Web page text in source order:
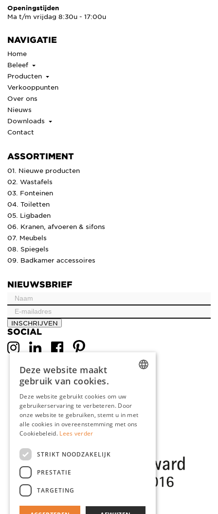
Openingstijden
Ma t/m vrijdag 8:30u - 17:00u
NAVIGATIE
Home
Beleef
Producten
Verkooppunten
Over ons
Nieuws
Downloads
Contact
ASSORTIMENT
01. Nieuwe producten
02. Wastafels
03. Fonteinen
04. Toiletten
05. Ligbaden
06. Kranen, afvoeren & sifons
07. Meubels
08. Spiegels
09. Badkamer accessoires
NIEUWSBRIEF
INSCHRIJVEN
SOCIAL
ENGLISH
FRENCH
Deze website maakt
gebruik van cookies.
Deze website gebruikt cookies om uw
gebruikerservaring te verbeteren. Door
onze website te gebruiken, stemt u in met
alle cookies in overeenstemming met ons
Cookiebeleid. Lees verder
STRIKT NOODZAKELIJK
PRESTATIE
TARGETING